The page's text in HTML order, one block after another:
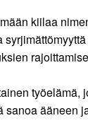
kiilaa
työelämä,
sanoa ääneen